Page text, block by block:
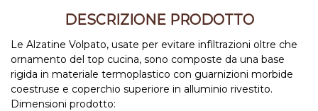
DESCRIZIONE PRODOTTO
Le Alzatine Volpato, usate per evitare infiltrazioni oltre che
ornamento del top cucina, sono composte da una base
rigida in materiale termoplastico con guarnizioni morbide
coestruse e coperchio superiore in alluminio rivestito.
Dimensioni prodotto: